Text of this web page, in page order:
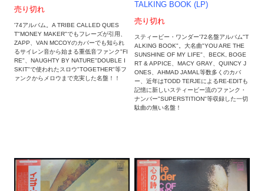
売り切れ
'74アルバム。A TRIBE CALLED QUES
T"MONEY MAKER"でもフレーズが引用、
ZAPP、VAN MCCOYのカバーでも知られ
るサイレン音から始まる重低音ファンク"FI
RE"、NAUGHTY BY NATURE"DOUBLE I
SKIT"で使われたスロウ"TOGETHER"等フ
ァンクからメロウまで充実した名盤！！
TALKING BOOK (LP)
売り切れ
スティービー・ワンダー'72名盤アルバム"T
ALKING BOOK"。大名曲"YOU ARE THE
SUNSHINE OF MY LIFE"、BECK, BOGE
RT & APPICE、MACY GRAY、QUINCY J
ONES、AHMAD JAMAL等数多くのカバ
ー、近年はTODD TERJEによるRE-EDITも
記憶に新しいスティービー流のファンク・
ナンバー"SUPERSTITION"等収録した一切
駄曲の無い名盤！